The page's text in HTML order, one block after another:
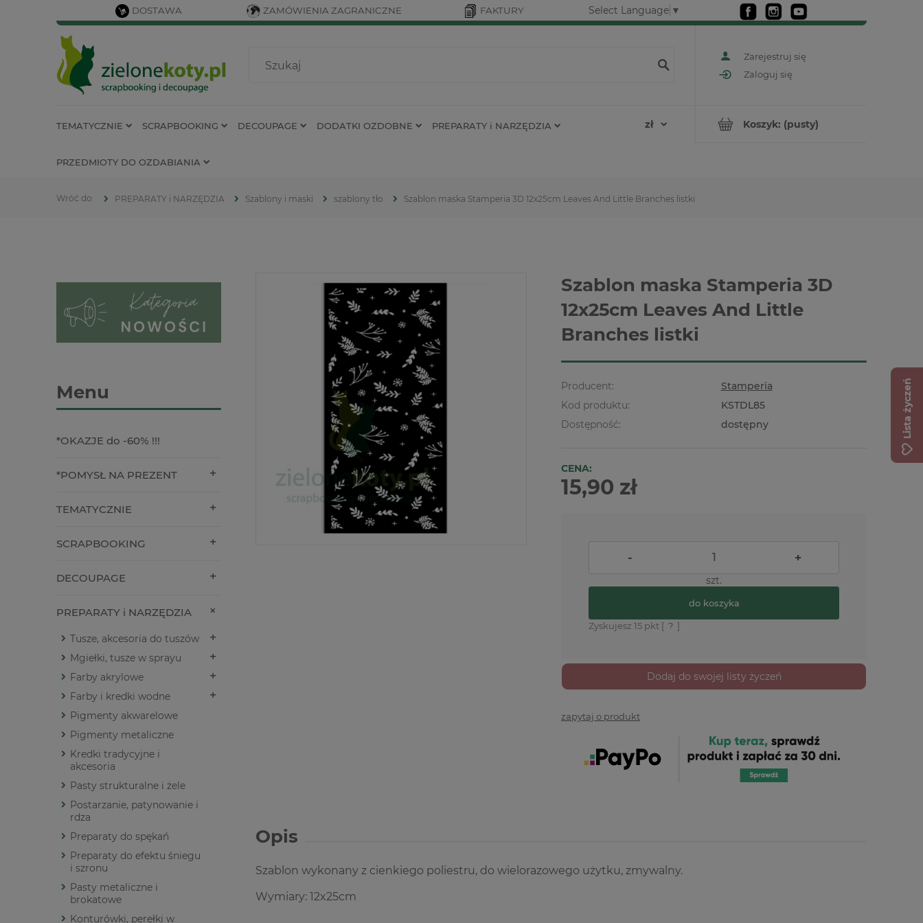
DOSTAWA ZAMÓWIENIA ZAGRANICZNE FAKTURY Select Language ▼
Zarejestruj się
Zaloguj się
Koszyk: (pusty)
TEMATYCZNIE SCRAPBOOKING DECOUPAGE DODATKI OZDOBNE PREPARATY i NARZĘDZIA
PRZEDMIOTY DO OZDABIANIA
PREPARATY i NARZĘDZIA Szablony i maski szablony tło Szablon maska Stamperia 3D 12x25cm Leaves And Little Branches listki
Menu
*OKAZJE do -60% !!!
*POMYSŁ NA PREZENT
TEMATYCZNIE
SCRAPBOOKING
DECOUPAGE
PREPARATY i NARZĘDZIA
Tusze, akcesoria do tuszów
Mgiełki, tusze w sprayu
Farby akrylowe
Farby i kredki wodne
Pigmenty akwarelowe
Pigmenty metaliczne
Kredki tradycyjne i
akcesoria
Pasty strukturalne i żele
Postarzanie, patynowanie i
rdza
Preparaty do spękań
Preparaty do efektu śniegu
i szronu
Pasty metaliczne i
brokatowe
Konturówki, perełki w
Szablon maska Stamperia 3D
12x25cm Leaves And Little
Branches listki
Producent:
Stamperia
Kod produktu:
KSTDL85
Dostępność:
dostępny
CENA:
15,90 zł
- +
szt.
do koszyka
Zyskujesz 15 pkt [ ? ]
Dodaj do swojej listy życzeń
zapytaj o produkt
Opis
Szablon wykonany z cienkiego poliestru, do wielorazowego użytku, zmywalny.
Wymiary: 12x25cm
Lista życzeń